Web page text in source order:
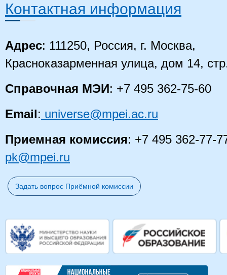
Контактная информация
Адрес: 111250, Россия, г. Москва,
Красноказарменная улица, дом 14,
Справочная МЭИ: +7 495 362-75-60
Email: universe@mpei.ac.ru
Приемная комиссия: +7 495 362-77-
pk@mpei.ru
Задать вопрос Приёмной комиссии